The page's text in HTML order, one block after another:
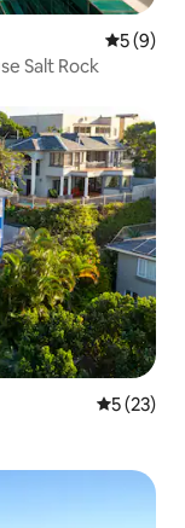
Nilai
5 (9)
Salt Rock
Nilai rata-
5 (23)